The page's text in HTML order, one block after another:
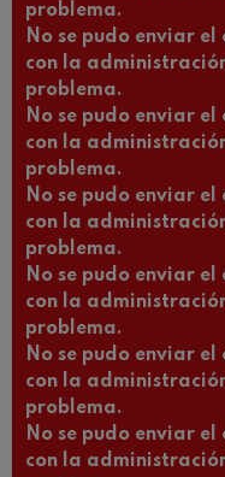
problema.
No se pudo enviar
con la
problema.
No se pudo enviar
con la
problema.
No se pudo enviar
con la
problema.
No se pudo enviar
con la
problema.
No se pudo enviar
con la
problema.
No se pudo enviar
con la